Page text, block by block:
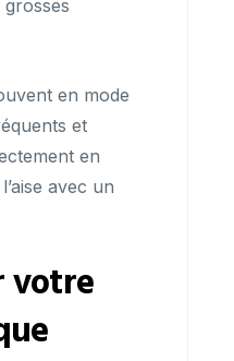
en mode
et
en
avec un
votre